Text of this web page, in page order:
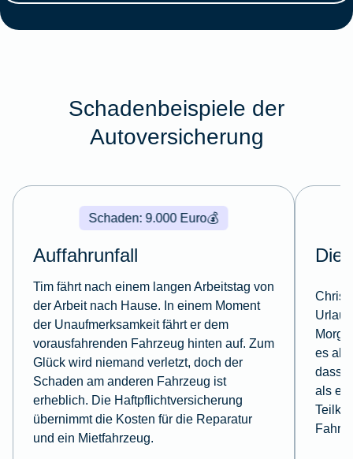
Schadenbeispiele der
Autoversicherung
💰
Schaden: 9.000 Euro
Auffahrunfall
Tim fährt nach einem langen Arbeitstag von
der Arbeit nach Hause. In einem Moment
der Unaufmerksamkeit fährt er dem
vorausfahrenden Fahrzeug hinten auf. Zum
Glück wird niemand verletzt, doch der
Schaden am anderen Fahrzeug ist
erheblich. Die Haftpflichtversicherung
übernimmt die Kosten für die Reparatur
und ein Mietfahrzeug.
es
dass
als